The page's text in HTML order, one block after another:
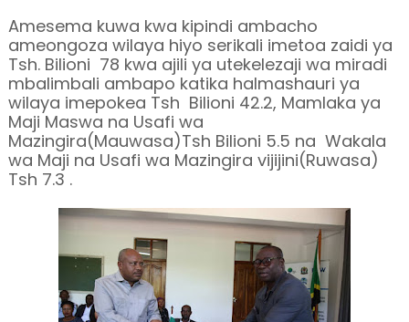
Amesema kuwa kwa kipindi ambacho
ameongoza wilaya hiyo serikali imetoa zaidi ya
Tsh. Bilioni 78 kwa ajili ya utekelezaji wa miradi
mbalimbali ambapo katika halmashauri ya
wilaya imepokea Tsh Bilioni 42.2, Mamlaka ya
Maji Maswa na Usafi wa
Mazingira(Mauwasa)Tsh Bilioni 5.5 na Wakala
wa Maji na Usafi wa Mazingira vijijini(Ruwasa)
Tsh 7.3 .